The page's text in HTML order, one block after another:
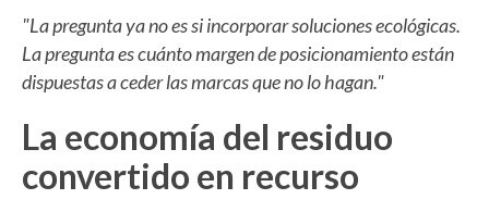
"La pregunta ya no es si incorporar soluciones ecológicas.
La pregunta es cuánto margen de posicionamiento están
dispuestas a ceder las marcas que no lo hagan."
La economía del residuo
convertido en recurso